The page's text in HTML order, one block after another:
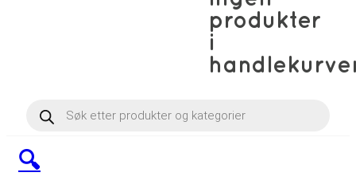
Products
produkter
i
🔍